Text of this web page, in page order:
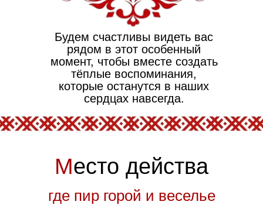
Будем счастливы видеть вас
рядом в этот особенный
момент, чтобы вместе создать
тёплые воспоминания,
которые останутся в наших
сердцах навсегда.
Место действа
где пир горой и веселье